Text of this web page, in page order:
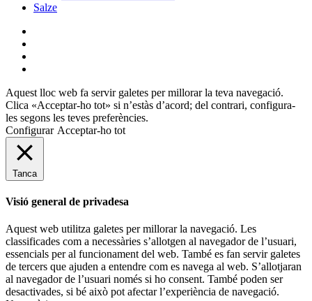
Salze
Aquest lloc web fa servir galetes per millorar la teva navegació.
Clica «Acceptar-ho tot» si n’estàs d’acord; del contrari, configura-
les segons les teves preferències.
Configurar Acceptar-ho tot
Tanca
Visió general de privadesa
Aquest web utilitza galetes per millorar la navegació. Les
classificades com a necessàries s’allotgen al navegador de l’usuari,
essencials per al funcionament del web. També es fan servir galetes
de tercers que ajuden a entendre com es navega al web. S’allotjaran
al navegador de l’usuari només si ho consent. També poden ser
desactivades, si bé això pot afectar l’experiència de navegació.